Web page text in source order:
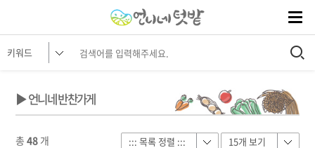
▶ 언니네 반찬가게
총48 개